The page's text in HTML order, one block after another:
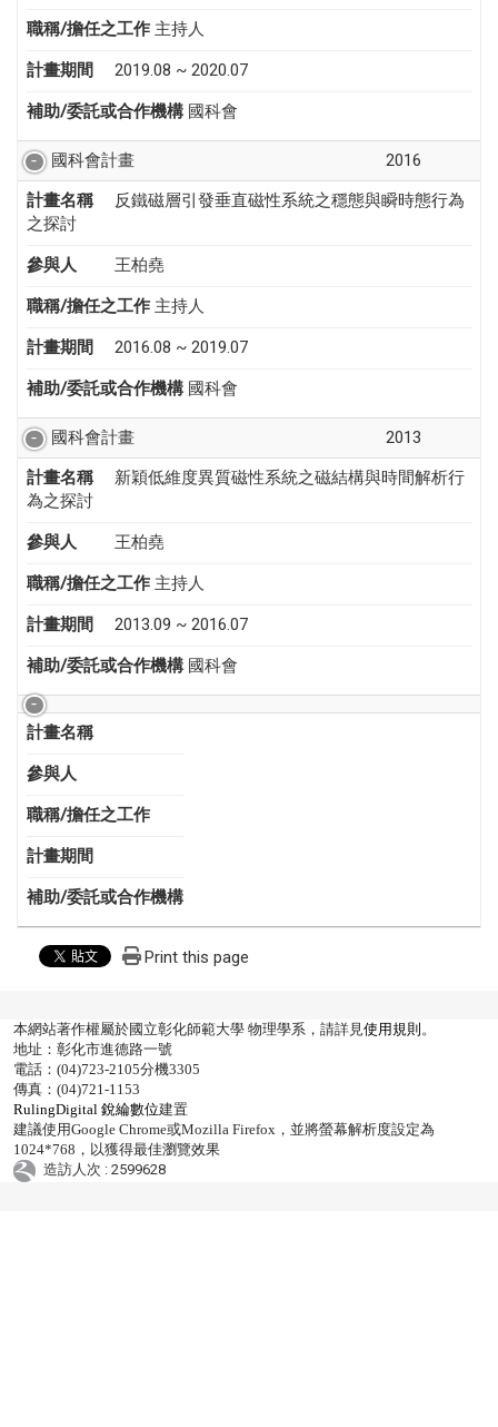
職稱/擔任之工作 主持人
計畫期間 2019.08 ~ 2020.07
補助/委託或合作機構 國科會
國科會計畫
2016
計畫名稱
反鐵磁層引發垂直磁性系統之穩態與瞬時態行為
之探討
參與人 王柏堯
職稱/擔任之工作 主持人
計畫期間 2016.08 ~ 2019.07
補助/委託或合作機構 國科會
國科會計畫
2013
計畫名稱
新穎低維度異質磁性系統之磁結構與時間解析行
為之探討
參與人 王柏堯
職稱/擔任之工作 主持人
計畫期間 2013.09 ~ 2016.07
補助/委託或合作機構 國科會
計畫名稱
參與人
職稱/擔任之工作
計畫期間
補助/委託或合作機構
Print this page
本網站著作權屬於國立彰化師範大學 物理學系，請詳見使用規則 。
地址：彰化市進德路一號
電話：(04)723-2105分機3305
傳真：(04)721-1153
RulingDigital 銳綸數位建置
建議使用Google Chrome或Mozilla Firefox，並將螢幕解析度設定為
1024*768，以獲得最佳瀏覽效果
造訪人次 : 2599628